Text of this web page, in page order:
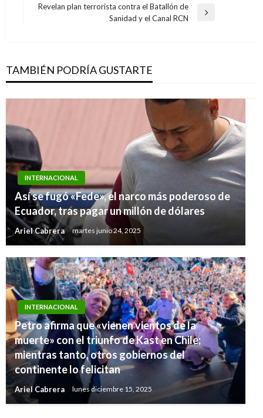
anteriorRevelan plan terrorista contra el Batallón de
Sanidad y el Canal RCN
TAMBIÉN PODRÍA GUSTARTE
INTERNACIONAL
Así se fugó «Fede», el narco más poderoso de
Ecuador, tras pagar un millón de dólares
Ariel Cabrera martes junio 24, 2025
INTERNACIONAL
Petro afirma que «vienen vientos de la
muerte» con el triunfo de Kast en Chile;
mientras tanto, otros gobiernos del
continente lo felicitan
Ariel Cabrera lunes diciembre 15, 2025
INTERNACIONAL
Congreso EEUU retomará juicio político a
Trump en enero
Iván Briceño viernes diciembre 20, 2019